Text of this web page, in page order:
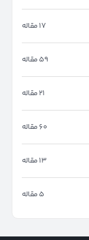
17 مقاله
59 مقاله
21 مقاله
60 مقاله
13 مقاله
5 مقاله